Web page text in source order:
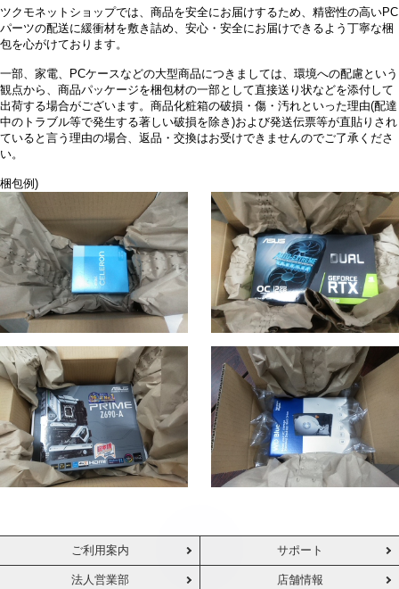
ツクモネットショップでは、商品を安全にお届けするため、精密性の高いPC
パーツの配送に緩衝材を敷き詰め、安心・安全にお届けできるよう丁寧な梱
包を心がけております。
一部、家電、PCケースなどの大型商品につきましては、環境への配慮という
観点から、商品パッケージを梱包材の一部として直接送り状などを添付して
出荷する場合がございます。商品化粧箱の破損・傷・汚れといった理由(配達
中のトラブル等で発生する著しい破損を除き)および発送伝票等が直貼りされ
ていると言う理由の場合、返品・交換はお受けできませんのでご了承くださ
い。
梱包例)
ご利用案内 サポート
法人営業部 店舗情報